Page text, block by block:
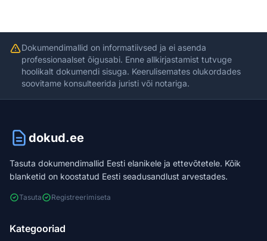
Dokumendimallid on informatiivsed ja ei asenda
professionaalset õigusabi. Enne allkirjastamist tutvuge
hoolikalt dokumendi sisuga. Keerulisemates olukordades
soovitame konsulteerida juristi või notariga.
dokud.ee
Tasuta dokumendimallid Eesti elanikele ja ettevõtetele. Kõik
blanketid on koostatud Eesti seadusandlust arvestades.
Tasuta Registreerimiseta
Kategooriad